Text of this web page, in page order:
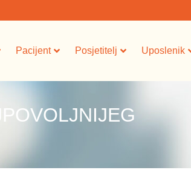
Pacijent Posjetitelj Uposlenik